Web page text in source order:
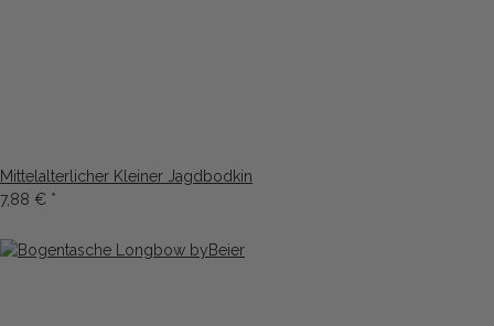
Mittelalterlicher Kleiner Jagdbodkin
7,88 € *